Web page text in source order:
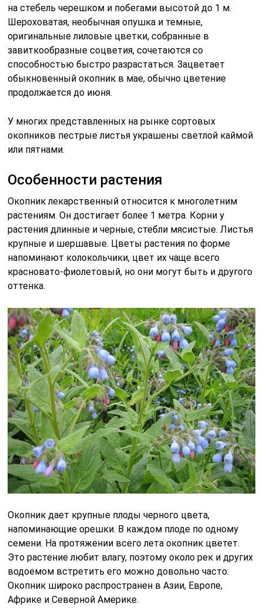
на стебель черешком и побегами высотой до 1 м.
Шероховатая, необычная опушка и темные,
оригинальные лиловые цветки, собранные в
завиткообразные соцветия, сочетаются со
способностью быстро разрастаться. Зацветает
обыкновенный окопник в мае, обычно цветение
продолжается до июня.
У многих представленных на рынке сортовых
окопников пестрые листья украшены светлой каймой
или пятнами.
Особенности растения
Окопник лекарственный относится к многолетним
растениям. Он достигает более 1 метра. Корни у
растения длинные и черные, стебли мясистые. Листья
крупные и шершавые. Цветы растения по форме
напоминают колокольчики, цвет их чаще всего
красновато-фиолетовый, но они могут быть и другого
оттенка.
Окопник дает крупные плоды черного цвета,
напоминающие орешки. В каждом плоде по одному
семени. На протяжении всего лета окопник цветет.
Это растение любит влагу, поэтому около рек и других
водоемом встретить его можно довольно часто.
Окопник широко распространен в Азии, Европе,
Африке и Северной Америке.